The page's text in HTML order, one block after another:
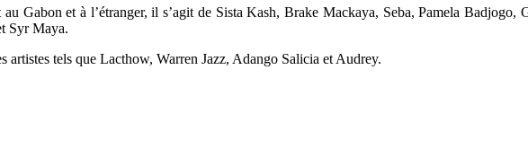
Gabon et à l’étranger, il s’agit de Sista Kash, Brake Mackaya, Seba, Pamela
Syr Maya.
artistes tels que Lacthow, Warren Jazz, Adango Salicia et Audrey.